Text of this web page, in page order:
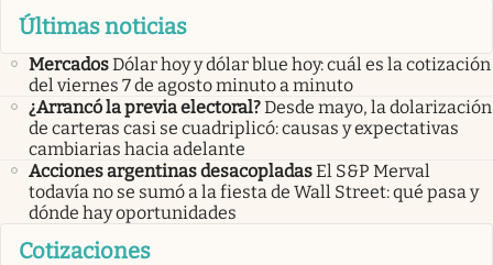
Últimas noticias
MercadosDólar hoy y dólar blue hoy: cuál es la cotización
del viernes 7 de agosto minuto a minuto
¿Arrancó la previa electoral?Desde mayo, la dolarización
de carteras casi se cuadriplicó: causas y expectativas
cambiarias hacia adelante
Acciones argentinas desacopladasEl S&P Merval
todavía no se sumó a la fiesta de Wall Street: qué pasa y
dónde hay oportunidades
Cotizaciones